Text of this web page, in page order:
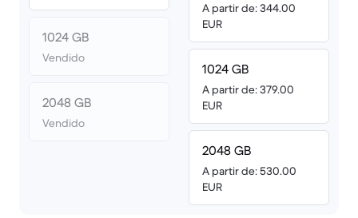
1024 GB
Vendido
2048 GB
Vendido
A partir de: 344.00
EUR
1024 GB
A partir de: 379.00
EUR
2048 GB
A partir de: 530.00
EUR